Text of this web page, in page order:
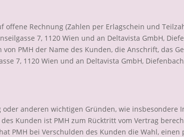
offene Rechnung (Zahlen per Erlagschein und
7, 1120 Wien und an Deltavista GmbH,
von PMH der Name des Kunden, die Anschrift, das
7, 1120 Wien und an Deltavista GmbH,
oder anderen wichtigen Gründen, wie insbesondere
Kunden ist PMH zum Rücktritt vom Vertrag
PMH bei Verschulden des Kunden die Wahl,